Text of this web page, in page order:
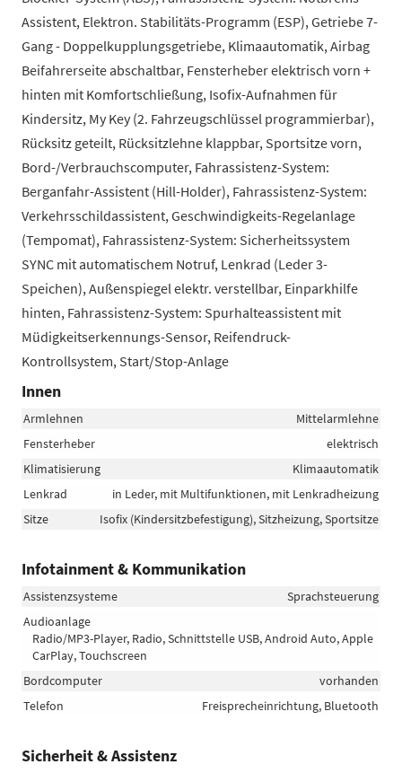
Assistent, Elektron. Stabilitäts-Programm (ESP), Getriebe 7-
Gang - Doppelkupplungsgetriebe, Klimaautomatik, Airbag
Beifahrerseite abschaltbar, Fensterheber elektrisch vorn +
hinten mit Komfortschließung, Isofix-Aufnahmen für
Kindersitz, My Key (2. Fahrzeugschlüssel programmierbar),
Rücksitz geteilt, Rücksitzlehne klappbar, Sportsitze vorn,
Bord-/Verbrauchscomputer, Fahrassistenz-System:
Berganfahr-Assistent (Hill-Holder), Fahrassistenz-System:
Verkehrsschildassistent, Geschwindigkeits-Regelanlage
(Tempomat), Fahrassistenz-System: Sicherheitssystem
SYNC mit automatischem Notruf, Lenkrad (Leder 3-
Speichen), Außenspiegel elektr. verstellbar, Einparkhilfe
hinten, Fahrassistenz-System: Spurhalteassistent mit
Müdigkeitserkennungs-Sensor, Reifendruck-
Kontrollsystem, Start/Stop-Anlage
Innen
Armlehnen
Mittelarmlehne
Fensterheber
elektrisch
Klimatisierung
Klimaautomatik
Lenkrad
in Leder, mit Multifunktionen, mit Lenkradheizung
Sitze
Isofix (Kindersitzbefestigung), Sitzheizung, Sportsitze
Infotainment & Kommunikation
Assistenzsysteme
Sprachsteuerung
Audioanlage
Radio/MP3-Player, Radio, Schnittstelle USB, Android Auto, Apple
CarPlay, Touchscreen
Bordcomputer
vorhanden
Telefon
Freisprecheinrichtung, Bluetooth
Sicherheit & Assistenz